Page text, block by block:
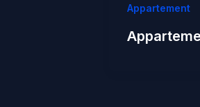
Appartement